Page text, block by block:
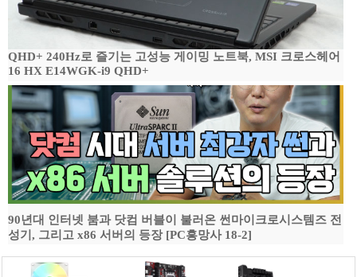
QHD+ 240Hz로 즐기는 고성능 게이밍 노트북, MSI 크로스헤어
16 HX E14WGK-i9 QHD+
90년대 인터넷 붐과 닷컴 버블이 불러온 썬마이크로시스템즈 전
성기, 그리고 x86 서버의 등장 [PC흥망사 18-2]